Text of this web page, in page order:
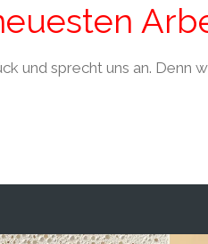
und sprecht uns an. Denn